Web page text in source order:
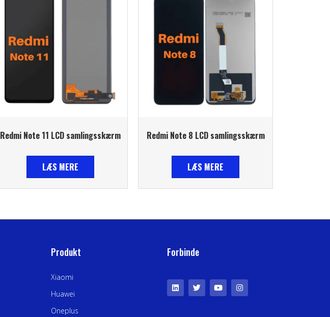
Redmi Note 11 LCD samlingsskærm
LÆS MERE
Redmi Note 8 LCD samlingsskærm
LÆS MERE
Produkt
Xiaomi
Huawei
Oneplus
Forbinde